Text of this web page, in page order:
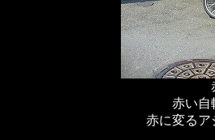
赤い自
赤に変るア